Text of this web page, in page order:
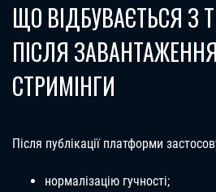
ЩО ВІДБУВАЄТЬСЯ З
ПІСЛЯ
СТРИМІНГИ
Після публікації платформи
нормалізацію гучності;